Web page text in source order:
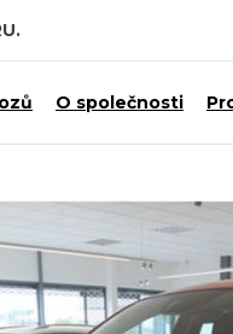
O společnosti